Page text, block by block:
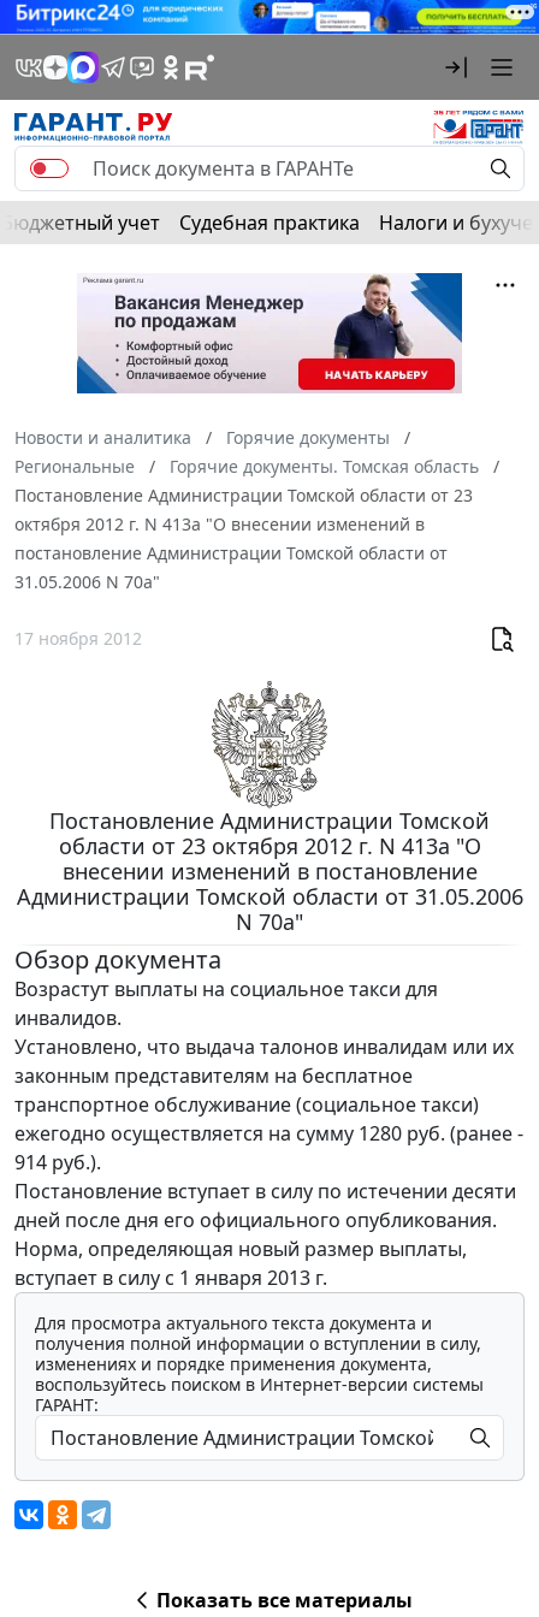
Бюджетный учет Судебная практика Налоги и
Новости и аналитика
Горячие документы
Региональные
Горячие документы. Томская область
Постановление Администрации Томской области от 23
октября 2012 г. N 413а "О внесении изменений в
постановление Администрации Томской области от
31.05.2006 N 70а"
17 ноября 2012
Постановление Администрации Томской
области от 23 октября 2012 г. N 413а "О
внесении изменений в постановление
Администрации Томской области от 31.05.2006
N 70а"
Обзор документа
Возрастут выплаты на социальное такси для
инвалидов.
Установлено, что выдача талонов инвалидам или их
законным представителям на бесплатное
транспортное обслуживание (социальное такси)
ежегодно осуществляется на сумму 1280 руб. (ранее -
914 руб.).
Постановление вступает в силу по истечении десяти
дней после дня его официального опубликования.
Норма, определяющая новый размер выплаты,
вступает в силу с 1 января 2013 г.
Для просмотра актуального текста документа и
получения полной информации о вступлении в силу,
изменениях и порядке применения документа,
воспользуйтесь поиском в Интернет-версии системы
ГАРАНТ:
Показать все материалы